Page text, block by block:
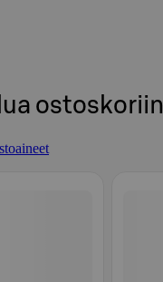
ostoskoriin